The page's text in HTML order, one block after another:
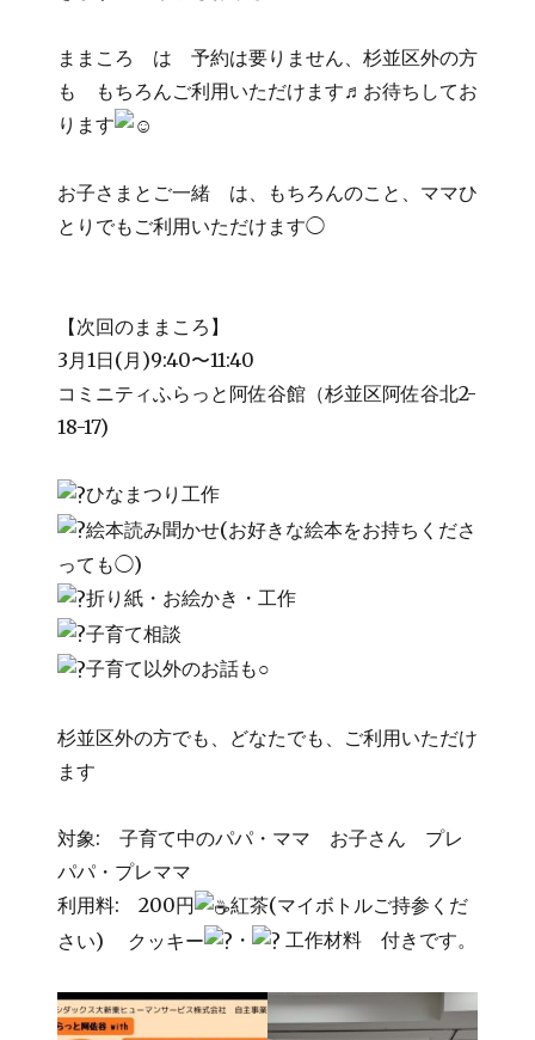
ままころ は 予約は要りません、杉並区外の方
も もちろんご利用いただけます♬お待ちしてお
ります
お子さまとご一緒 は、もちろんのこと、ママひ
とりでもご利用いただけます◯
【次回のままころ】
3月1日(月)9:40〜11:40
コミニティふらっと阿佐谷館（杉並区阿佐谷北2-
18-17)
ひなまつり工作
絵本読み聞かせ(お好きな絵本をお持ちくださ
っても◯)
折り紙・お絵かき・工作
子育て相談
子育て以外のお話も○
杉並区外の方でも、どなたでも、ご利用いただけ
ます
対象: 子育て中のパパ・ママ お子さん プレ
パパ・プレママ
利用料: 200円
紅茶(マイボトルご持参くだ
さい) クッキー
・ 工作材料 付きです。